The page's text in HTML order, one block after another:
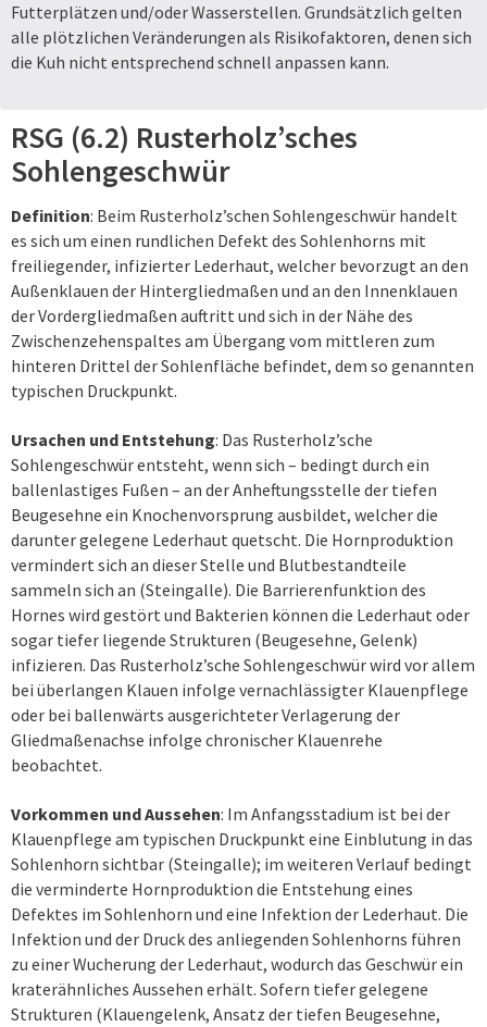
Futterplätzen und/oder Wasserstellen. Grundsätzlich gelten
alle plötzlichen Veränderungen als Risikofaktoren, denen sich
die Kuh nicht entsprechend schnell anpassen kann.
RSG (6.2) Rusterholz’sches
Sohlengeschwür
Definition: Beim Rusterholz’schen Sohlengeschwür handelt
es sich um einen rundlichen Defekt des Sohlenhorns mit
freiliegender, infizierter Lederhaut, welcher bevorzugt an den
Außenklauen der Hintergliedmaßen und an den Innenklauen
der Vordergliedmaßen auftritt und sich in der Nähe des
Zwischenzehenspaltes am Übergang vom mittleren zum
hinteren Drittel der Sohlenfläche befindet, dem so genannten
typischen Druckpunkt.
Ursachen und Entstehung: Das Rusterholz’sche
Sohlengeschwür entsteht, wenn sich – bedingt durch ein
ballenlastiges Fußen – an der Anheftungsstelle der tiefen
Beugesehne ein Knochenvorsprung ausbildet, welcher die
darunter gelegene Lederhaut quetscht. Die Hornproduktion
vermindert sich an dieser Stelle und Blutbestandteile
sammeln sich an (Steingalle). Die Barrierenfunktion des
Hornes wird gestört und Bakterien können die Lederhaut oder
sogar tiefer liegende Strukturen (Beugesehne, Gelenk)
infizieren. Das Rusterholz’sche Sohlengeschwür wird vor allem
bei überlangen Klauen infolge vernachlässigter Klauenpflege
oder bei ballenwärts ausgerichteter Verlagerung der
Gliedmaßenachse infolge chronischer Klauenrehe
beobachtet.
Vorkommen und Aussehen: Im Anfangsstadium ist bei der
Klauenpflege am typischen Druckpunkt eine Einblutung in das
Sohlenhorn sichtbar (Steingalle); im weiteren Verlauf bedingt
die verminderte Hornproduktion die Entstehung eines
Defektes im Sohlenhorn und eine Infektion der Lederhaut. Die
Infektion und der Druck des anliegenden Sohlenhorns führen
zu einer Wucherung der Lederhaut, wodurch das Geschwür ein
kraterähnliches Aussehen erhält. Sofern tiefer gelegene
Strukturen (Klauengelenk, Ansatz der tiefen Beugesehne,